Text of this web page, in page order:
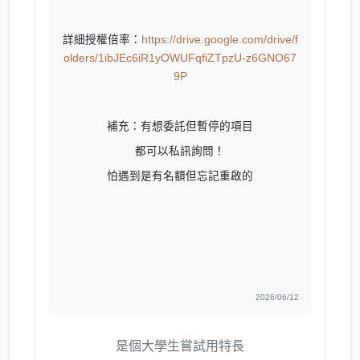
詳細授權倍率： https://drive.google.com/drive/f
olders/1ibJEc6iR1yOWUFqfiZTpzU-z6GNO67
9P
補充：有想委託但暫停的項目
都可以私訊詢問！
怕遇到是有名額但忘記重啟的
2026/06/12
是個大學生嘗試用特長